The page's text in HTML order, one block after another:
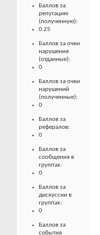
Баллов за
репутацию
(полученную):
0.25
Баллов за очки
нарушения
(отданные):
0
Баллов за очки
нарушений
(полученные):
0
Баллов за
рефералов:
0
Баллов за
сообщения в
группах:
0
Баллов за
дискуссии в
группах:
0
Баллов за
события